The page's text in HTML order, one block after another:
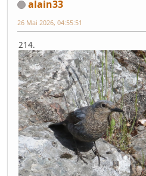
alain33
26 Mai 2026, 04:55:51
214.